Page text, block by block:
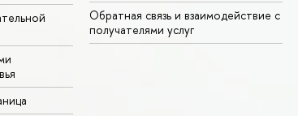
Обратная связь и взаимодействие с
получателями услуг